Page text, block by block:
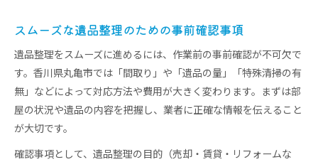
遺品整理で捨ててはいけないものの判断基準
大切な品の見落としを防ぐ遺品整理の工夫
遺品整理でよくあるトラブルと回避策
遺品整理中の近隣対応やマナーのポイント
契約時に注意したい遺品整理の条件確認
家族で協力する遺品整理の進め方と工夫
スムーズな遺品整理のための事前確認事項
遺品整理をスムーズに進めるには、作業前の事前確認が不可欠で
す。香川県丸亀市では「間取り」や「遺品の量」「特殊清掃の有
無」などによって対応方法や費用が大きく変わります。まずは部
屋の状況や遺品の内容を把握し、業者に正確な情報を伝えること
が大切です。
確認事項として、遺品整理の目的（売却・賃貸・リフォームな